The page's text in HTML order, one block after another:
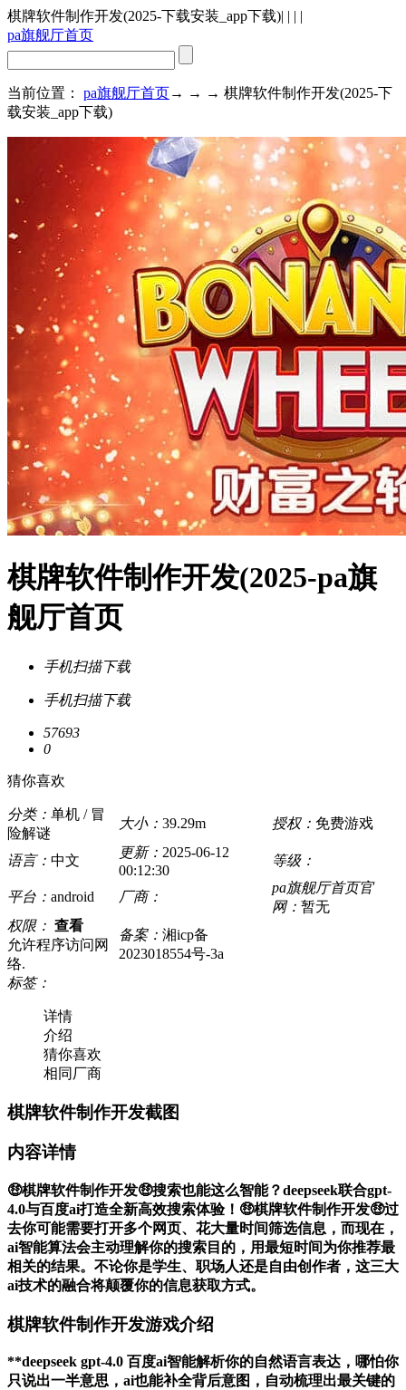
棋牌软件制作开发(2025-下载安装_app下载)| | | |
pa旗舰厅首页
当前位置： pa旗舰厅首页→ → → 棋牌软件制作开发(2025-下
载安装_app下载)
棋牌软件制作开发(2025-pa旗
舰厅首页
手机扫描下载
手机扫描下载
57693
0
猜你喜欢
分类： 单机 / 冒
险解谜
大小： 39.29m 授权： 免费游戏
语言： 中文
更新： 2025-06-12
00:12:30
等级：
平台： android 厂商：
pa旗舰厅首页官
网： 暂无
权限： 查看
允许程序访问网
络.
备案： 湘icp备
2023018554号-3a
标签：
详情
介绍
猜你喜欢
相同厂商
棋牌软件制作开发截图
内容详情
🤑棋牌软件制作开发🤑搜索也能这么智能？deepseek联合gpt-
4.0与百度ai打造全新高效搜索体验！🤑棋牌软件制作开发🤑过
去你可能需要打开多个网页、花大量时间筛选信息，而现在，
ai智能算法会主动理解你的搜索目的，用最短时间为你推荐最
相关的结果。不论你是学生、职场人还是自由创作者，这三大
ai技术的融合将颠覆你的信息获取方式。
棋牌软件制作开发游戏介绍
**deepseek gpt-4.0 百度ai智能解析你的自然语言表达，哪怕你
只说出一半意思，ai也能补全背后意图，自动梳理出最关键的